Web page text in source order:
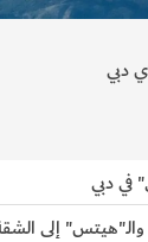
دبي
في دبي
إلى